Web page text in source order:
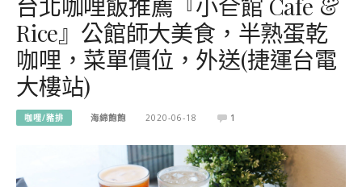
Rice』公館師大美食，半熟蛋乾
咖哩，菜單價位，外送(捷運台電
大樓站)
咖哩/豬排 海綿飽飽 2020-06-18 1